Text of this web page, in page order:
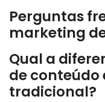
Perguntas
marketing
Qual a
de conteúdo
tradicional?